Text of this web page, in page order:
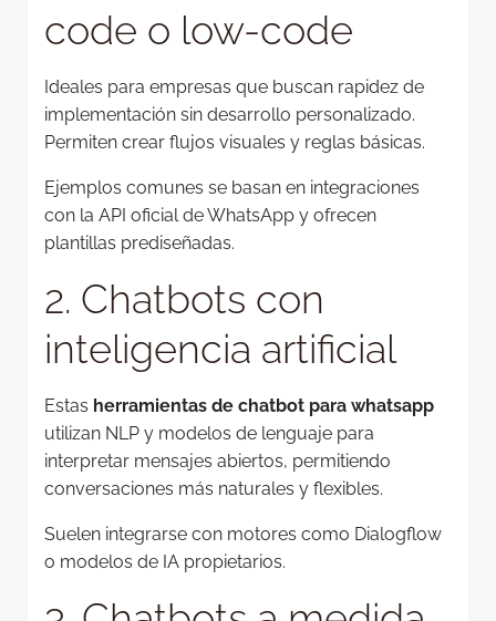
code o low-code
Ideales para empresas que buscan rapidez de
implementación sin desarrollo personalizado.
Permiten crear flujos visuales y reglas básicas.
Ejemplos comunes se basan en integraciones
con la API oficial de WhatsApp y ofrecen
plantillas prediseñadas.
2. Chatbots con
inteligencia artificial
Estas herramientas de chatbot para whatsapp
utilizan NLP y modelos de lenguaje para
interpretar mensajes abiertos, permitiendo
conversaciones más naturales y flexibles.
Suelen integrarse con motores como Dialogflow
o modelos de IA propietarios.